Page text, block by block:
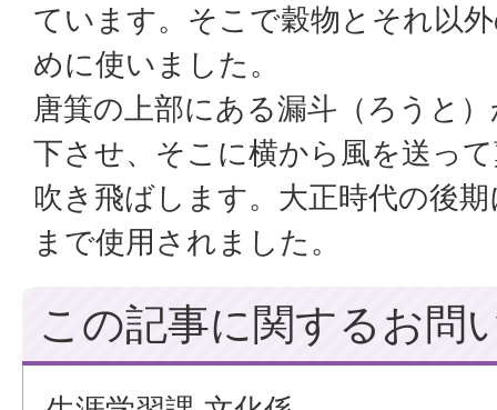
ています。そこで穀物とそれ以
めに使いました。
唐箕の上部にある漏斗（ろうと
下させ、そこに横から風を送っ
吹き飛ばします。大正時代の後
まで使用されました。
この記事に関するお問